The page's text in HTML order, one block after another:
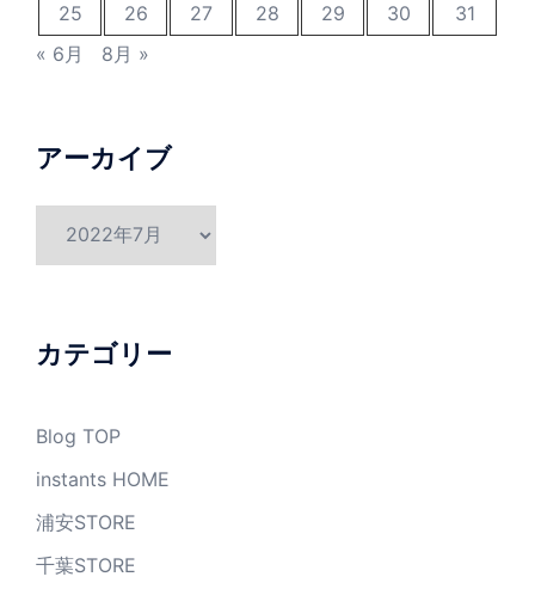
25
26 27 28 29 30
31
« 6月
8月 »
アーカイブ
ブ
カテゴリー
Blog TOP
instants HOME
浦安STORE
千葉STORE